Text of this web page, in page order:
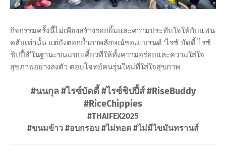
กิจกรรมครั้งนี้ไม่เพียงสร้างรอยยิ้มและความประทับใจให้กับแฟน
คลับเท่านั้น แต่ยังตอกย้ำภาพลักษณ์ของแบรนด์ ‘ไรซ์ บัดดี้ ไรซ์
ชิปปี้ส์’ในฐานะขนมขบเคี้ยวที่ให้ทั้งความอร่อยและความใส่ใจ
สุขภาพอย่างลงตัว ตอบโจทย์คนรุ่นใหม่ที่ใส่ใจสุขภาพ
#นนกุล #ไรซ์บัดดี้ #ไรซ์ชิปปี้ส์ #RiseBuddy
#RiceChippies
#THAIFEX2025
#ขนมข้าว #อบกรอบ #ไม่ทอด #ไม่มีไขมันทรานส์